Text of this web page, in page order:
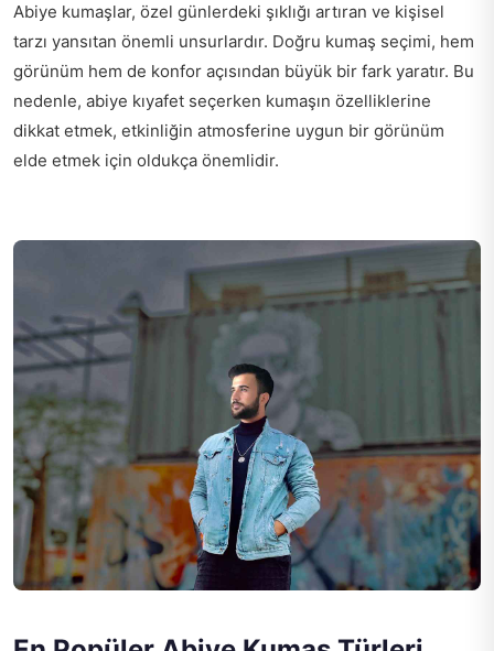
Abiye kumaşlar, özel günlerdeki şıklığı artıran ve kişisel
tarzı yansıtan önemli unsurlardır. Doğru kumaş seçimi, hem
görünüm hem de konfor açısından büyük bir fark yaratır. Bu
nedenle, abiye kıyafet seçerken kumaşın özelliklerine
dikkat etmek, etkinliğin atmosferine uygun bir görünüm
elde etmek için oldukça önemlidir.